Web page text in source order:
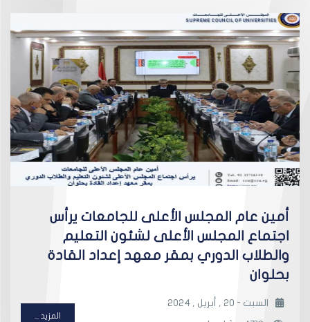
أمين عام المجلس الأعلى للجامعات يرأس
اجتماع المجلس الأعلى لشئون التعليم
والطلاب الدوري بمقر معهد إعداد القادة
بحلوان
السبت - 20 , أبريل , 2024
المزيد ...